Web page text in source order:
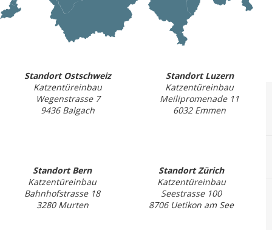
Standort Ostschweiz
Katzentüreinbau
Wegenstrasse 7
9436 Balgach
Standort Luzern
Katzentüreinbau
Meilipromenade 11
6032 Emmen
Standort Bern
Katzentüreinbau
Bahnhofstrasse 18
3280 Murten
Standort Zürich
Katzentüreinbau
Seestrasse 100
8706 Uetikon am See